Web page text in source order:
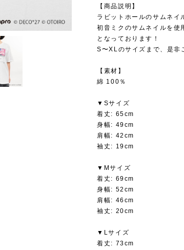
【商品説明】
ラビットホールのサムネイ
初音ミクのサムネイルを使
となっております！
S〜XLのサイズまで、是非
【素材】
綿 100％
▼Sサイズ
着丈: 65cm
身幅: 49cm
肩幅: 42cm
袖丈: 19cm
▼Mサイズ
着丈: 69cm
身幅: 52cm
肩幅: 46cm
袖丈: 20cm
▼Lサイズ
着丈: 73cm